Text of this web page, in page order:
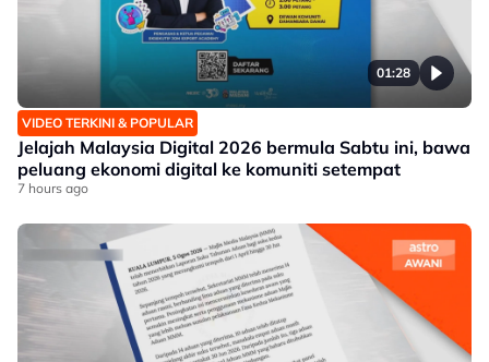
01:28
VIDEO TERKINI & POPULAR
Jelajah Malaysia Digital 2026 bermula Sabtu ini, bawa
peluang ekonomi digital ke komuniti setempat
7 hours ago